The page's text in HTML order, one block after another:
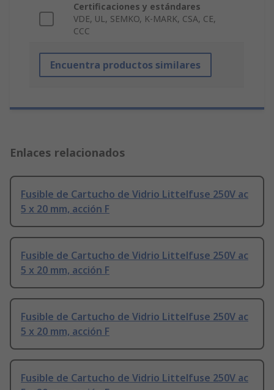
Certificaciones y estándares
VDE, UL, SEMKO, K-MARK, CSA, CE,
CCC
Encuentra productos similares
Enlaces relacionados
Fusible de Cartucho de Vidrio Littelfuse 250V ac
5 x 20 mm, acción F
Fusible de Cartucho de Vidrio Littelfuse 250V ac
5 x 20 mm, acción F
Fusible de Cartucho de Vidrio Littelfuse 250V ac
5 x 20 mm, acción F
Fusible de Cartucho de Vidrio Littelfuse 250V ac